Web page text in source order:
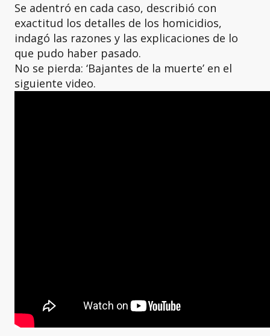
Se adentró en cada caso, describió con
exactitud los detalles de los homicidios,
indagó las razones y las explicaciones de lo
que pudo haber pasado.
No se pierda: ‘Bajantes de la muerte’ en el
siguiente video.